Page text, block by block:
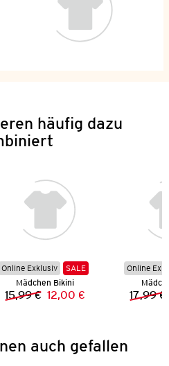
häufig dazu
Online Exklusiv
SALE
Mädchen Bikini
Vorheriger Preis:
15,99 € Neuer Preis:
12,00 €
Online
17,99 €
auch gefallen